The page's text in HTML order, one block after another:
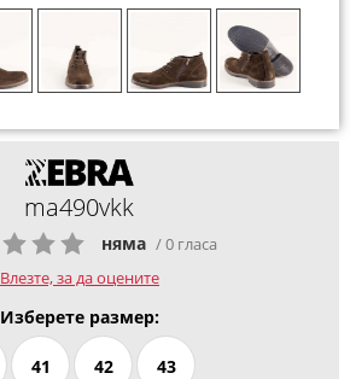
ma490vkk
няма / 0 гласа
Влезте, за да оцените
Изберете размер:
41 42 43